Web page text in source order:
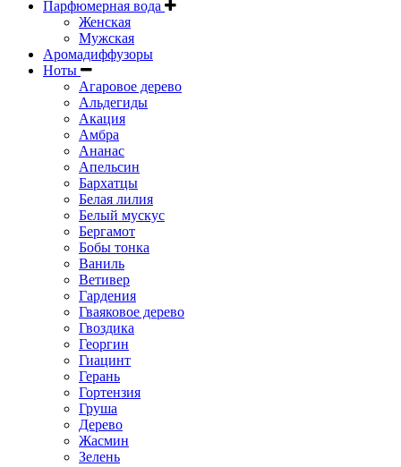
Парфюмерная вода
Женская
Мужская
Аромадиффузоры
Ноты
Агаровое дерево
Альдегиды
Акация
Амбра
Ананас
Апельсин
Бархатцы
Белая лилия
Белый мускус
Бергамот
Бобы тонка
Ваниль
Ветивер
Гардения
Гваяковое дерево
Гвоздика
Георгин
Гиацинт
Герань
Гортензия
Груша
Дерево
Жасмин
Зелень